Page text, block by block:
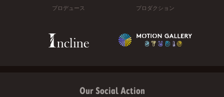
プロデュース プロダクション
Our Social Action